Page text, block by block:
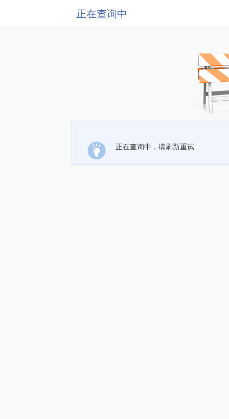
正在查询中
正在查询中，请刷新重试